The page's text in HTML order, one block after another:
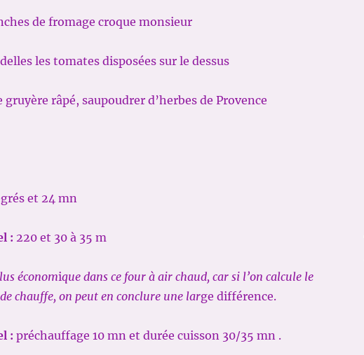
de fromage croque monsieur
les tomates disposées sur le dessus
gruyère râpé, saupoudrer d’herbes de Provence
et 24 mn
: 220 et 30 à 35 m
économique dans ce four à air chaud, car si l’on calcule le
chauffe, on peut en conclure une large différence.
: préchauffage 10 mn et durée cuisson 30/35 mn .